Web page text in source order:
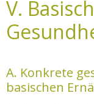
V.
A. Konkrete
basischen